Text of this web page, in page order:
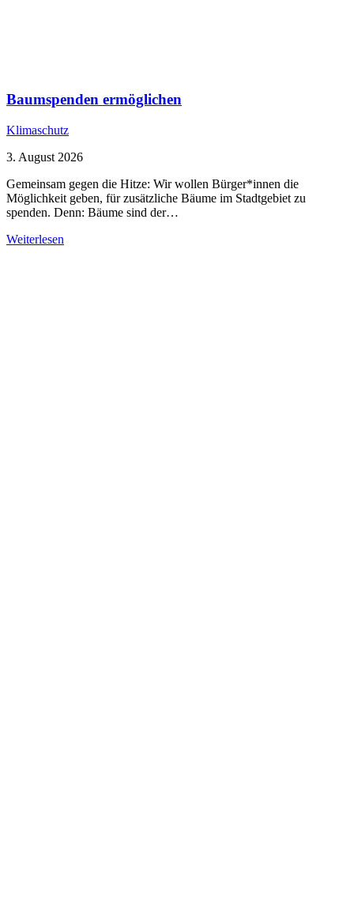
Baumspenden ermöglichen
Klimaschutz
3. August 2026
Gemeinsam gegen die Hitze: Wir wollen Bürger*innen die
Möglichkeit geben, für zusätzliche Bäume im Stadtgebiet zu
spenden. Denn: Bäume sind der…
Weiterlesen